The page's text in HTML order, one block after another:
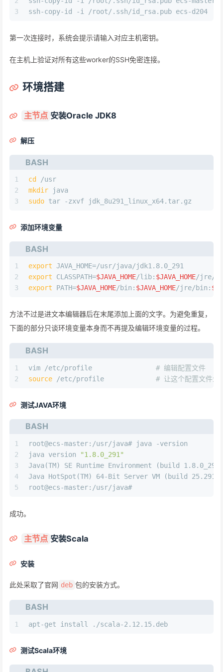
3
ssh-copy-id -i /root/.ssh/id_rsa.pub ecs-d204
第一次连接时，系统会提示请输入对应主机密钥。
在主机上验证对所有这些worker的SSH免密连接。
环境搭建
主节点 安装Oracle JDK8
解压
BASH
1
2
3
cd
/usr
mkdir java
sudo tar -zxvf jdk_8u291_linux_x64.tar.gz
添加环境变量
BASH
1
2
3
export JAVA_HOME=/usr/java/jdk1.8.0_291
export CLASSPATH=$JAVA_HOME/lib: $JAVA_HOME/jre/
export PATH=$JAVA_HOME/bin: $JAVA_HOME/jre/bin:
方法不过是进文本编辑器后在末尾添加上面的文字。为避免重复，
下面的部分只谈环境变量本身而不再提及编辑环境变量的过程。
BASH
1
2
# 编辑配置文件
source
# 让这个配置文件生
测试JAVA环境
BASH
1
2
3
4
5
root@ecs-master:/usr/java# java -version
java version
"1.8.0_291"
Java(TM) SE Runtime Environment (build
Java HotSpot(TM) 64-Bit Server VM (build 25.291-
root@ecs-master:/usr/java#
成功。
主节点 安装Scala
安装
此处采取了官网 deb 包的安装方式。
BASH
1 apt-get install ./scala-2.12.15.deb
测试Scala环境